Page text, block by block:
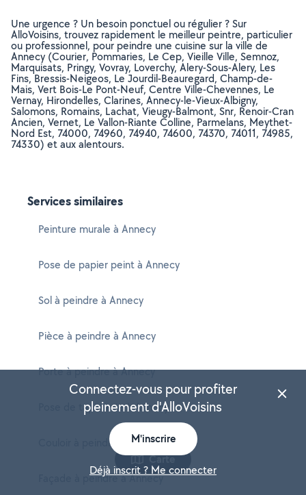
Une urgence ? Un besoin ponctuel ou régulier ? Sur
AlloVoisins, trouvez rapidement le meilleur peintre, particulier
ou professionnel, pour peindre une cuisine sur la ville de
Annecy (Courier, Pommaries, Le Cep, Vieille Ville, Semnoz,
Marquisats, Pringy, Vovray, Loverchy, Alery-Sous-Alery, Les
Fins, Bressis-Neigeos, Le Jourdil-Beauregard, Champ-de-
Mais, Vert Bois-Le Pont-Neuf, Centre Ville-Chevennes, Le
Vernay, Hirondelles, Clarines, Annecy-le-Vieux-Albigny,
Salomons, Romains, Lachat, Vieugy-Balmont, Snr, Renoir-Cran
Ancien, Vernet, Le Vallon-Riante Colline, Parmelans, Meythet-
Nord Est, 74000, 74960, 74940, 74600, 74370, 74011, 74985,
74330) et aux alentours.
Services similaires
Peinture murale à Annecy
Pose de papier peint à Annecy
Sol à peindre à Annecy
Pièce à peindre à Annecy
Porte à peindre à Annecy
Pose de tapisserie à Annecy
Couloir à peindre à Annecy
Façade à peindre à Annecy
Carte
Connectez-vous pour profiter
pleinement d'AlloVoisins
M'inscrire
Déjà inscrit ? Me connecter